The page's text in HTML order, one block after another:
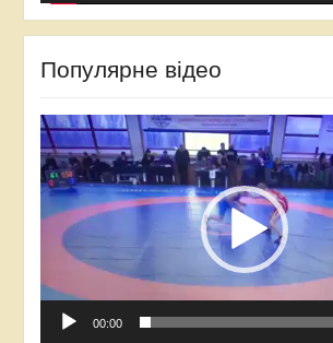
Популярне відео
Відеопрогравач
00:00